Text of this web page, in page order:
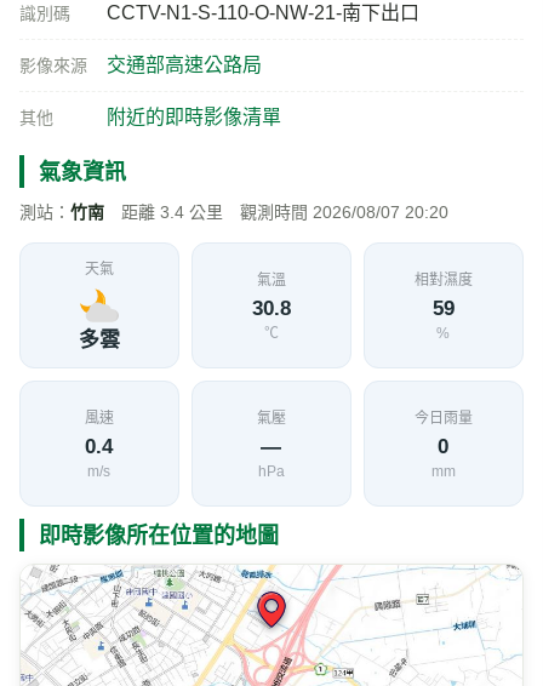
識別碼 CCTV-N1-S-110-O-NW-21-南下出口
影像來源 交通部高速公路局
其他 附近的即時影像清單
氣象資訊
測站： 竹南 距離 3.4 公里 觀測時間 2026/08/07 20:20
天氣
多雲
氣溫
30.8
℃
相對濕度
59
%
風速
0.4
m/s
氣壓
—
hPa
今日雨量
0
mm
即時影像所在位置的地圖